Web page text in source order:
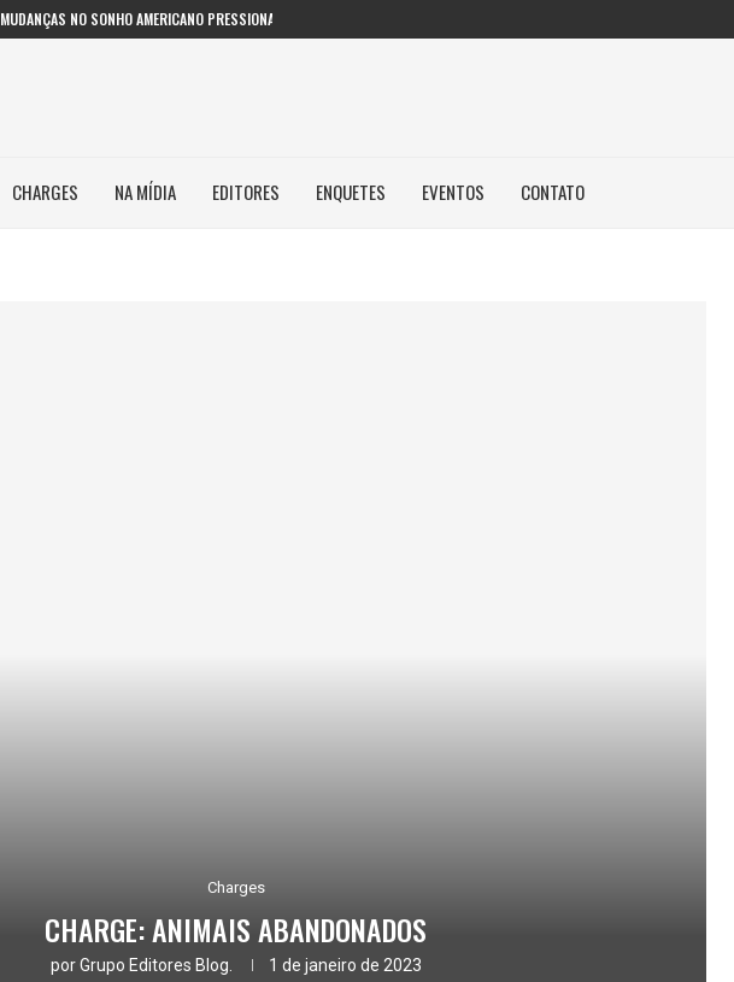
MUDANÇAS NO SONHO AMERICANO PRESSIONAM GESTORES PÚBLICOS NAS...
CHARGES NA MÍDIA EDITORES ENQUETES EVENTOS CONTATO
Charges
CHARGE: ANIMAIS ABANDONADOS
porGrupo Editores Blog. 1 de janeiro de 2023